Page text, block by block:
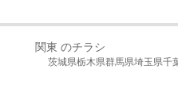
関東 のチラシ
茨城県栃木県群馬県埼玉県千